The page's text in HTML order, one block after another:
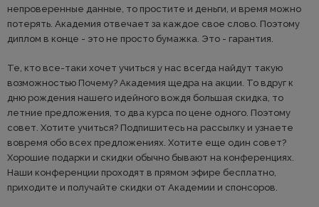
непроверенные данные, то простите и деньги, и время можно
потерять. Академия отвечает за каждое свое слово. Поэтому
диплом в конце - это не просто бумажка. Это - гарантия.
Те, кто все-таки хочет учиться у нас всегда найдут такую
возможностью Почему? Академия щедра на акции. То вдруг к
дню рождения нашего идейного вождя большая скидка, то
летние предложения, то два курса по цене одного. Поэтому
совет. Хотите учиться? Подпишитесь на рассылку и узнаете
вовремя обо всех предложениях. Хотите еще один совет?
Хорошие подарки и скидки обычно бывают на конференциях.
Наши конференции проходят в прямом эфире бесплатно,
приходите и получайте скидки от Академии и спонсоров.